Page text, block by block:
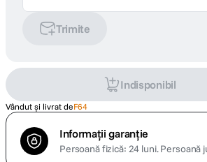
Trimite
Indisponibil
Vândut și livrat deF64
Informații garanție
Persoană fizică: 24 luni.Persoană